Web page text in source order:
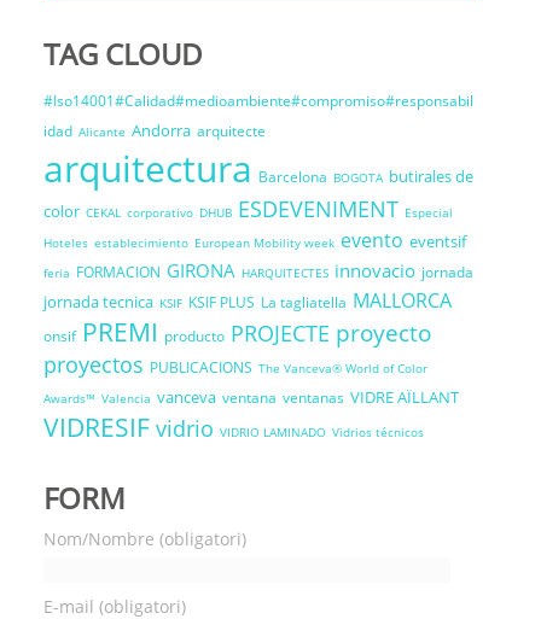
TAG CLOUD
#Iso14001#Calidad#medioambiente#compromiso#responsabil
idad Alicante Andorra arquitecte
arquitectura Barcelona BOGOTA butirales de
color CEKAL corporativo DHUB ESDEVENIMENT Especial
Hoteles establecimiento European Mobility week evento eventsif
feria FORMACION GIRONA HARQUITECTES innovacio jornada
jornada tecnica KSIF KSIF PLUS La tagliatella MALLORCA
onsif PREMI producto PROJECTE proyecto
proyectos PUBLICACIONS The Vanceva® World of Color
Awards™ Valencia vanceva ventana ventanas VIDRE AÏLLANT
VIDRESIF vidrio VIDRIO LAMINADO Vidrios técnicos
FORM
Nom/Nombre (obligatori)
E-mail (obligatori)